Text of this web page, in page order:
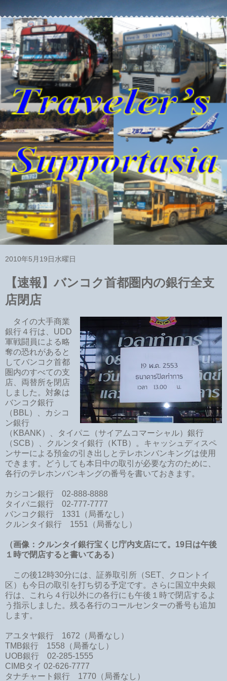
2010年5月19日水曜日
【速報】バンコク首都圏内の銀行全支
店閉店
タイの大手商業
銀行４行は、UDD
軍戦闘員による略
奪の恐れがあると
してバンコク首都
圏内のすべての支
店、両替所を閉店
しました。対象は
バンコク銀行
（BBL）、カシコ
ン銀行
（KBANK）、タイパニ（サイアムコマーシャル）銀行
（SCB）、クルンタイ銀行（KTB）。キャッシュディスペ
ンサーによる預金の引き出しとテレホンバンキングは使用
できます。どうしても本日中の取引が必要な方のために、
各行のテレホンバンキングの番号を書いておきます。
カシコン銀行 02-888-8888
タイパニ銀行 02-777-7777
バンコク銀行 1331（局番なし）
クルンタイ銀行 1551（局番なし）
（画像：クルンタイ銀行宝くじ庁内支店にて。19日は午後
１時で閉店すると書いてある）
この後12時30分には、証券取引所（SET、クロントイ
区）も今日の取引を打ち切る予定です。さらに国立中央銀
行は、これら４行以外にの各行にも午後１時で閉店するよ
う指示しました。残る各行のコールセンターの番号も追加
します。
アユタヤ銀行 1672（局番なし）
TMB銀行 1558（局番なし）
UOB銀行 02-285-1555
CIMBタイ 02-626-7777
タナチャート銀行 1770（局番なし）